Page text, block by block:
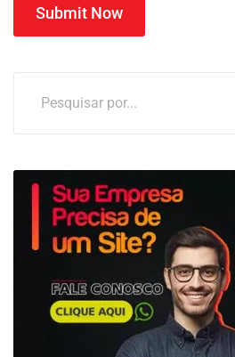
Submit Now